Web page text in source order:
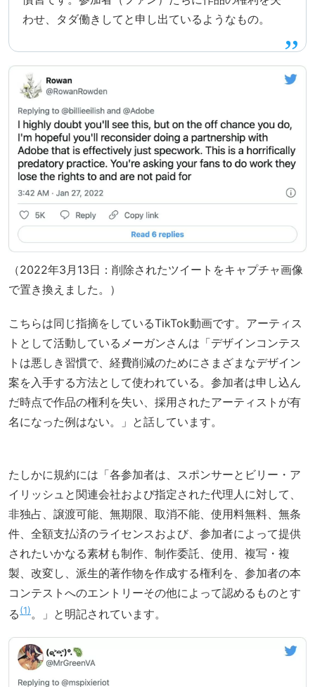
わせ、タダ働きしてと申し出ているようなもの。
（2022年3月13日：削除されたツイートをキャプチャ画像
で置き換えました。）
こちらは同じ指摘をしているTikTok動画です。アーティス
トとして活動しているメーガンさんは「デザインコンテス
トは悪しき習慣で、経費削減のためにさまざまなデザイン
案を入手する方法として使われている。参加者は申し込ん
だ時点で作品の権利を失い、採用されたアーティストが有
名になった例はない。」と話しています。
たしかに規約には「各参加者は、スポンサーとビリー・ア
イリッシュと関連会社および指定された代理人に対して、
非独占、譲渡可能、無期限、取消不能、使用料無料、無条
件、全額支払済のライセンスおよび、参加者によって提供
されたいかなる素材も制作、制作委託、使用、複写・複
製、改変し、派生的著作物を作成する権利を、参加者の本
コンテストへのエントリーその他によって認めるものとす
る 1 。」と明記されています。